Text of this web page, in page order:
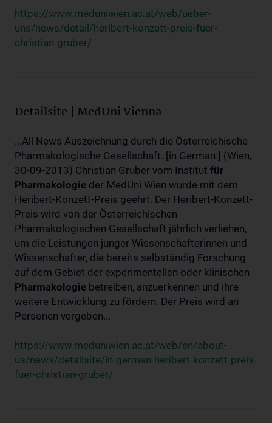
https://www.meduniwien.ac.at/web/ueber-
uns/news/detail/heribert-konzett-preis-fuer-
christian-gruber/
Detailsite | MedUni Vienna
...All News Auszeichnung durch die Österreichische
Pharmakologische Gesellschaft. [in German:] (Wien,
30-09-2013) Christian Gruber vom Institut für
Pharmakologie der MedUni Wien wurde mit dem
Heribert-Konzett-Preis geehrt. Der Heribert-Konzett-
Preis wird von der Österreichischen
Pharmakologischen Gesellschaft jährlich verliehen,
um die Leistungen junger Wissenschafterinnen und
Wissenschafter, die bereits selbständig Forschung
auf dem Gebiet der experimentellen oder klinischen
Pharmakologie betreiben, anzuerkennen und ihre
weitere Entwicklung zu fördern. Der Preis wird an
Personen vergeben...
https://www.meduniwien.ac.at/web/en/about-
us/news/detailsite/in-german-heribert-konzett-preis-
fuer-christian-gruber/